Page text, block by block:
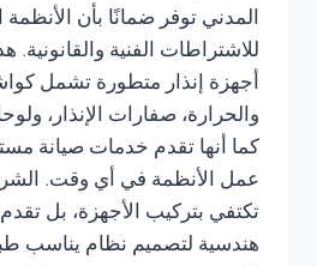
المدني توفر ضمانًا بأن الأنظمة
للاشتراطات الفنية
أجهزة إنذار متطورة تشمل
والحرارة، صفارات الإنذار،
كما أنها تقدم خدمات صيانة
عمل الأنظمة في أي وقت.
تكتفي بتركيب الأجهزة، بل
هندسية لتصميم نظام يناسب